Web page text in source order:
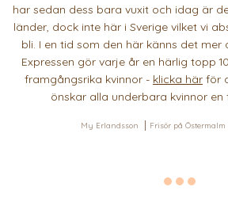
har sedan dess bara vuxit och idag är
länder, dock inte här i Sverige vilket vi
bli. I en tid som den här känns det mer
Expressen gör varje år en härlig topp
framgångsrika kvinnor - klicka här för
önskar alla underbara kvinnor
My Erlandsson Frisör på Östermalm